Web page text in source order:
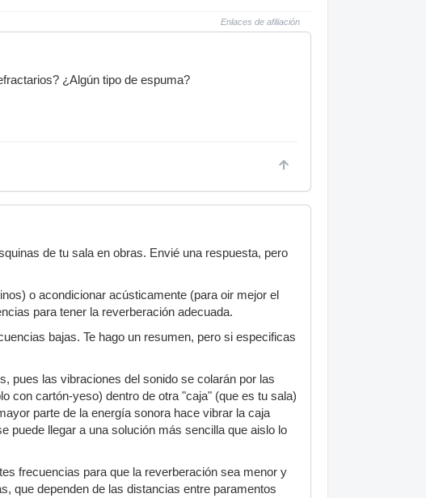
Enlaces de afiliación
¿Algún tipo de espuma?
de tu sala en obras. Envié una respuesta, pero
o acondicionar acústicamente (para oir mejor el
para tener la reverberación adecuada.
bajas. Te hago un resumen, pero si especificas
pues las vibraciones del sonido se colarán por las
con cartón-yeso) dentro de otra "caja" (que es tu sala)
parte de la energía sonora hace vibrar la caja
puede llegar a una solución más sencilla que aislo lo
frecuencias para que la reverberación sea menor y
que dependen de las distancias entre paramentos